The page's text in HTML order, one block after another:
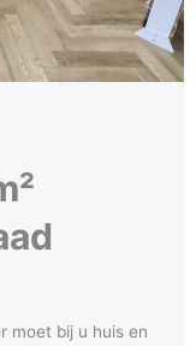
moet bij u huis en